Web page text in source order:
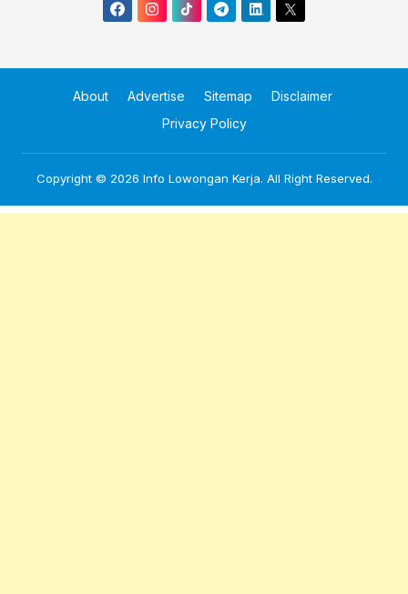
About Advertise Sitemap
Disclaimer
Privacy Policy
Copyright © 2026 Info Lowongan Kerja. All Right Reserved.